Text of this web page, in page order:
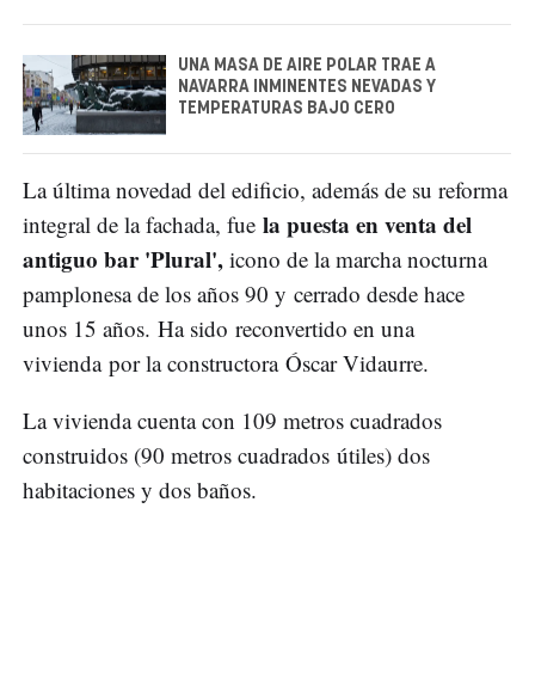
UNA MASA DE AIRE POLAR TRAE A
NAVARRA INMINENTES NEVADAS Y
TEMPERATURAS BAJO CERO
La última novedad del edificio, además de su reforma
integral de la fachada, fue la puesta en venta del
antiguo bar 'Plural', icono de la marcha nocturna
pamplonesa de los años 90 y cerrado desde hace
unos 15 años. Ha sido reconvertido en una
vivienda por la constructora Óscar Vidaurre.
La vivienda cuenta con 109 metros cuadrados
construidos (90 metros cuadrados útiles) dos
habitaciones y dos baños.